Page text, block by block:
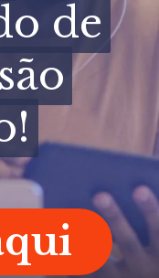
de
de